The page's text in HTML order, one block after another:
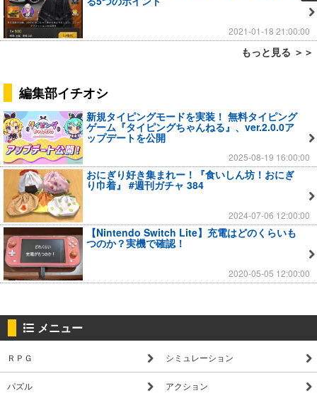
2021-01-18 21:00:00
もっと見る ＞＞
編集部イチオシ
新規タイピングモードを実装！ 無料タイピング
ゲーム『タイピングちゃんねる』、ver.2.0.0ア
ップデートを公開
2025-08-19 16:00:00
おにぎり好き集まれー！『食いしん坊！おにぎ
り巾着』 #週刊ガチャ 384
2024-07-06 12:00:00
【Nintendo Switch Lite】充電はどのくらいも
つのか？実機で確認！
2020-05-05 12:00:00
メニュー
ＲＰＧ シミュレーション
パズル アクション